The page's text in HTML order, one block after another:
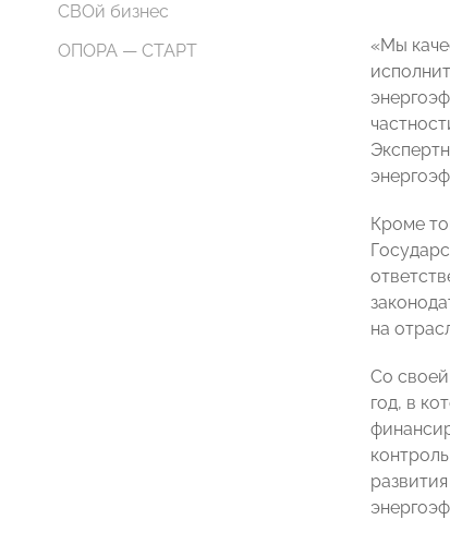
СВОй бизнес
ОПОРА — СТАРТ
«Мы
Кроме
на
Со
год, в